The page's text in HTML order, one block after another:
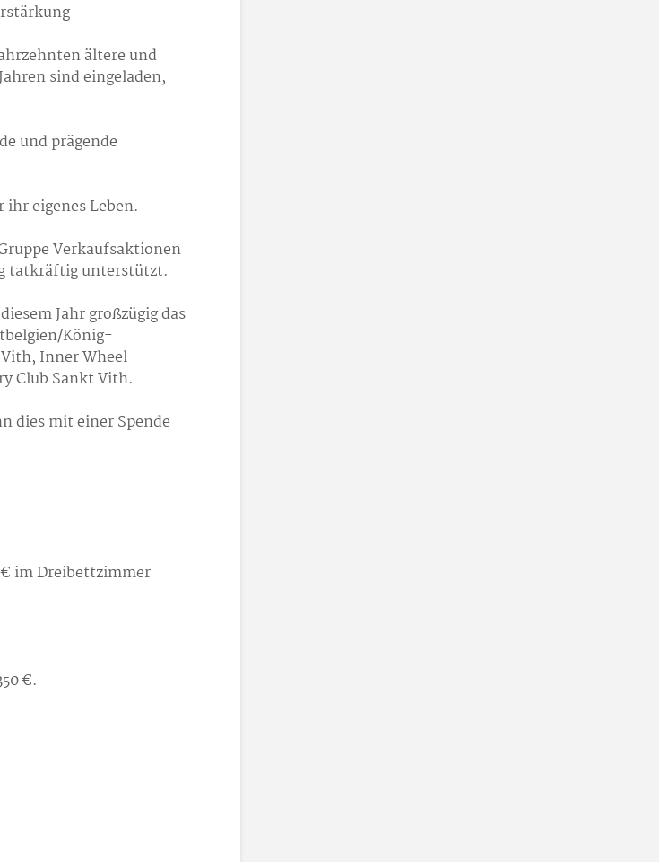
ältere und
sind eingeladen,
und prägende
eigenes Leben.
Verkaufsaktionen
tatkräftig unterstützt.
Jahr großzügig das
König-
Inner Wheel
Club Sankt Vith.
dies mit einer Spende
im Dreibettzimmer
€.